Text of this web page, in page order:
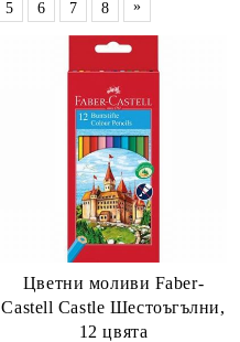
5 6 7 8 »
Цветни моливи Faber-
Castell Castle Шестоъгълни,
12 цвята